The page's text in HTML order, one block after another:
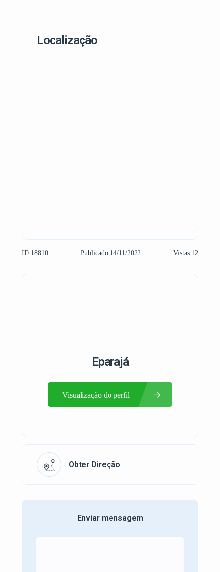
Localização
ID 18810 Publicado 14/11/2022 Vistas 12
Eparajá
Visualização do perfil
Obter Direção
Enviar mensagem